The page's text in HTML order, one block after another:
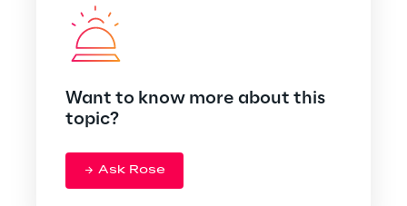
Want to know more about this
topic?
Ask Rose